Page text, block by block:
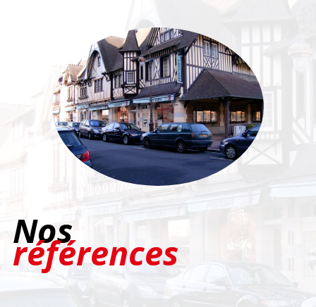
Nos
références